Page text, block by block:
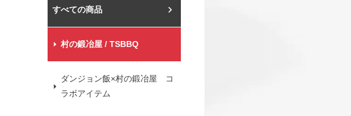
村の鍛冶屋本店
村の鍛冶屋 / TSBBQ
ダンジョン飯×村の鍛冶屋 コ
ラボアイテム